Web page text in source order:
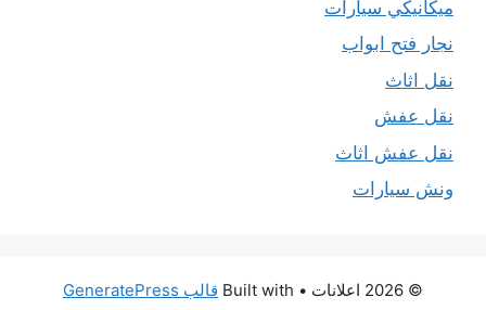
ميكانيكي سيارات
نجار فتح ابواب
نقل اثاث
نقل عفش
نقل عفش اثاث
ونش سيارات
© 2026 اعلانات • Built with قالب GeneratePress